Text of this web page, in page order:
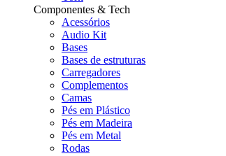
Componentes & Tech
Acessórios
Audio Kit
Bases
Bases de estruturas
Carregadores
Complementos
Camas
Pés em Plástico
Pés em Madeira
Pés em Metal
Rodas